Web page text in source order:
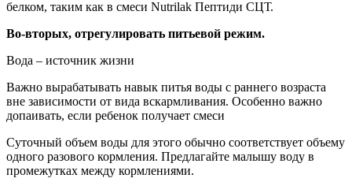
белком, таким как в смеси Nutrilak Пептиди СЦТ.
Во-вторых, отрегулировать питьевой режим.
Вода – источник жизни
Важно вырабатывать навык питья воды с раннего возраста
вне зависимости от вида вскармливания. Особенно важно
допаивать, если ребенок получает смеси
Суточный объем воды для этого обычно соответствует объему
одного разового кормления. Предлагайте малышу воду в
промежутках между кормлениями.